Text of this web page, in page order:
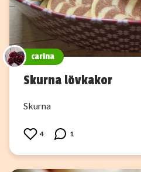
carina
Skurna lövkakor
Skurna
4 1